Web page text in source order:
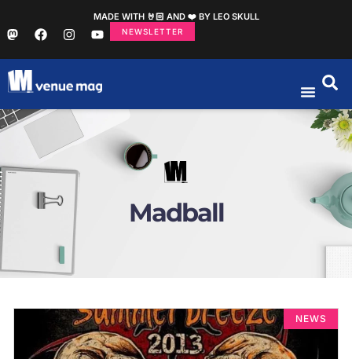
MADE WITH 🤘🏻 AND ❤️ BY LEO SKULL
NEWSLETTER
Madball
NEWS